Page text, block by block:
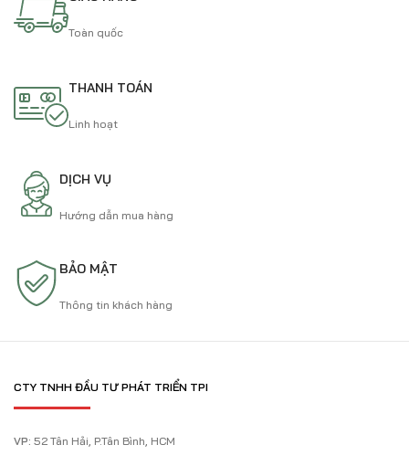
Toàn quốc
THANH TOÁN
Linh hoạt
DỊCH VỤ
Hướng dẫn mua hàng
BẢO MẬT
Thông tin khách hàng
CTY TNHH ĐẦU TƯ PHÁT TRIỂN TPI
VP: 52 Tân Hải, P.Tân Bình, HCM